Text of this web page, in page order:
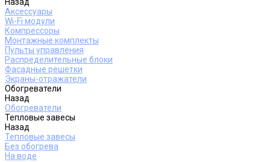
Аксессуары
Wi-Fi модули
Компрессоры
Монтажные комплекты
Пульты управления
Распределительные блоки
Фасадные решетки
Экраны-отражатели
Обогреватели
Назад
Обогреватели
Тепловые завесы
Назад
Тепловые завесы
Без обогрева
На воде